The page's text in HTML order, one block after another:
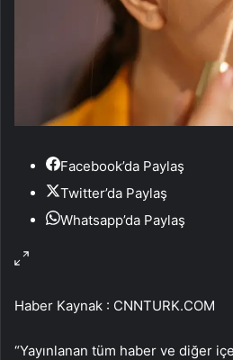
Facebook’da Paylaş
Twitter’da Paylaş
Whatsapp’da Paylaş
Haber Kaynak : CNNTURK.COM
“Yayınlanan tüm haber ve diğer